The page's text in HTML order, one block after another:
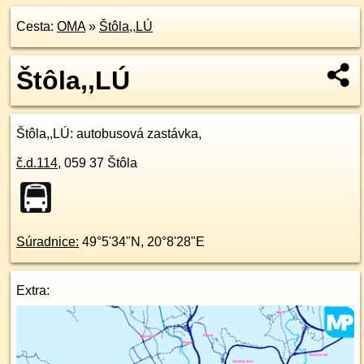
Cesta: OMA» Štôla,,LÚ
Štôla,,LÚ
Štôla,,LÚ: autobusová zastávka,
č.d.114, 059 37 Štôla
Súradnice: 49°5'34"N , 20°8'28"E
Extra: